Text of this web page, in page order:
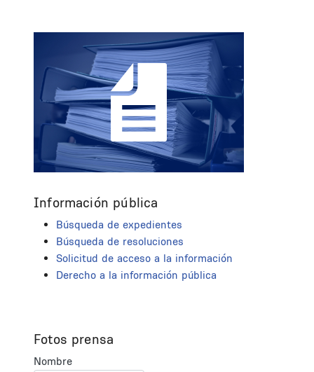
Información pública
Búsqueda de expedientes
Búsqueda de resoluciones
Solicitud de acceso a la información
Derecho a la información pública
Fotos prensa
Nombre